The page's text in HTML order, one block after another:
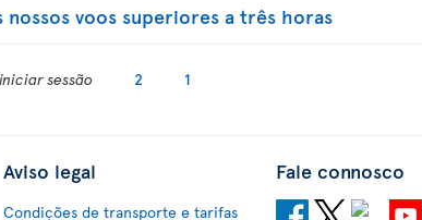
voos superiores a três horas
sessão 2 1
Aviso legal
Condições de transporte e tarifas
Fale connosco